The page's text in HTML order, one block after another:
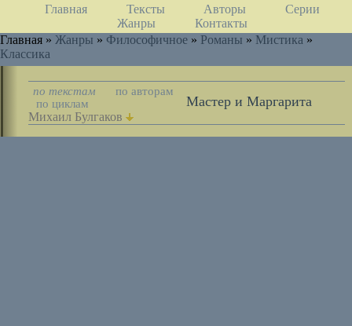
Главная Тексты Авторы
Серии
Жанры
Контакты
Главная » Жанры » Философичное » Романы » Мистика »
Классика
по текстам
по авторам
по циклам
Мастер и Маргарита
Михаил Булгаков